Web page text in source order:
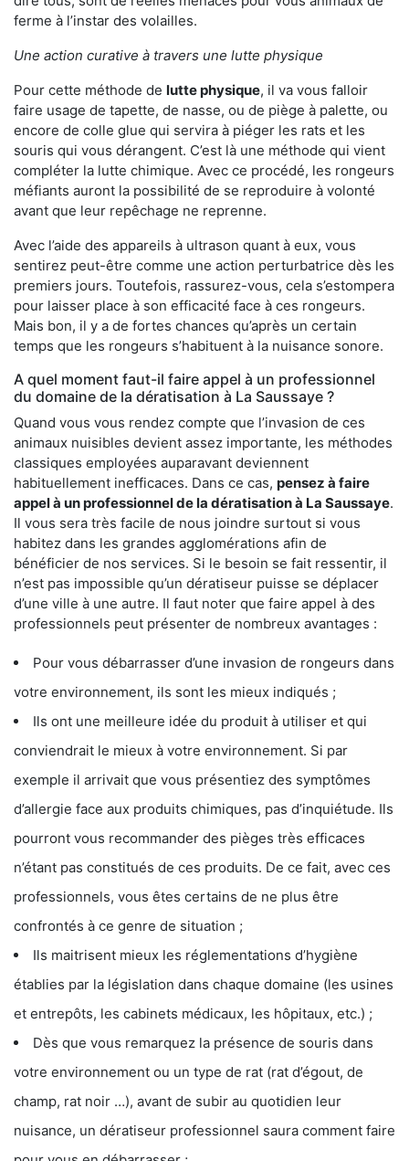
ferme à l’instar des volailles.
Une action curative à travers une lutte physique
Pour cette méthode de lutte physique, il va vous falloir
faire usage de tapette, de nasse, ou de piège à palette, ou
encore de colle glue qui servira à piéger les rats et les
souris qui vous dérangent. C’est là une méthode qui vient
compléter la lutte chimique. Avec ce procédé, les rongeurs
méfiants auront la possibilité de se reproduire à volonté
avant que leur repêchage ne reprenne.
Avec l’aide des appareils à ultrason quant à eux, vous
sentirez peut-être comme une action perturbatrice dès les
premiers jours. Toutefois, rassurez-vous, cela s’estompera
pour laisser place à son efficacité face à ces rongeurs.
Mais bon, il y a de fortes chances qu’après un certain
temps que les rongeurs s’habituent à la nuisance sonore.
A quel moment faut-il faire appel à un professionnel
du domaine de la dératisation à La Saussaye ?
Quand vous vous rendez compte que l’invasion de ces
animaux nuisibles devient assez importante, les méthodes
classiques employées auparavant deviennent
habituellement inefficaces. Dans ce cas, pensez à faire
appel à un professionnel de la dératisation à La Saussaye.
Il vous sera très facile de nous joindre surtout si vous
habitez dans les grandes agglomérations afin de
bénéficier de nos services. Si le besoin se fait ressentir, il
n’est pas impossible qu’un dératiseur puisse se déplacer
d’une ville à une autre. Il faut noter que faire appel à des
professionnels peut présenter de nombreux avantages :
Pour vous débarrasser d’une invasion de rongeurs dans
votre environnement, ils sont les mieux indiqués ;
Ils ont une meilleure idée du produit à utiliser et qui
conviendrait le mieux à votre environnement. Si par
exemple il arrivait que vous présentiez des symptômes
d’allergie face aux produits chimiques, pas d’inquiétude. Ils
pourront vous recommander des pièges très efficaces
n’étant pas constitués de ces produits. De ce fait, avec ces
professionnels, vous êtes certains de ne plus être
confrontés à ce genre de situation ;
Ils maitrisent mieux les réglementations d’hygiène
établies par la législation dans chaque domaine (les usines
et entrepôts, les cabinets médicaux, les hôpitaux, etc.) ;
Dès que vous remarquez la présence de souris dans
votre environnement ou un type de rat (rat d’égout, de
champ, rat noir …), avant de subir au quotidien leur
nuisance, un dératiseur professionnel saura comment faire